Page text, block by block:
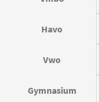
Havo
Vwo
Gymnasium